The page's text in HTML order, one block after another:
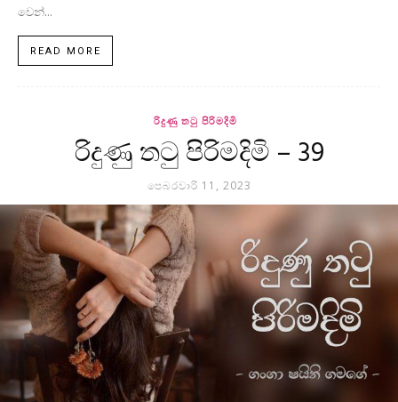
වෙන්...
READ MORE
රිදුණු තටු පිරිමදිමි
රිදුණු තටු පිරිමදිමි – 39
පෙබරවාරි 11, 2023